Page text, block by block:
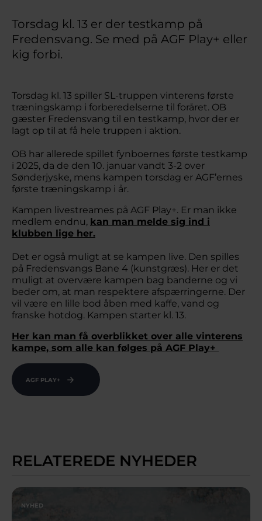
Torsdag kl. 13 er der testkamp på
Fredensvang. Se med på AGF Play+ eller
kig forbi.
Torsdag kl. 13 spiller SL-truppen vinterens første
træningskamp i forberedelserne til foråret. OB
gæster Fredensvang til en testkamp, hvor der er
lagt op til at få hele truppen i aktion.
OB har allerede spillet fynboernes første testkamp
i 2025, da de den 10. januar vandt 3-2 over
Sønderjyske, mens kampen torsdag er AGF’ernes
første træningskamp i år.
Kampen livestreames på AGF Play+. Er man ikke
medlem endnu, kan man melde sig ind i
klubben lige her.
Det er også muligt at se kampen live. Den spilles
på Fredensvangs Bane 4 (kunstgræs). Her er det
muligt at overvære kampen bag banderne og vi
beder om, at man respektere afspærringerne. Der
vil være en lille bod åben med kaffe, vand og
franske hotdog. Kampen starter kl. 13.
Her kan man få overblikket over alle vinterens
kampe, som alle kan følges på AGF Play+
AGF PLAY+
RELATEREDE NYHEDER
NYHED